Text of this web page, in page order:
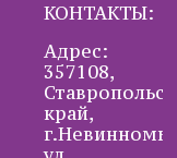
КОНТАКТЫ:
Адрес:
357108,
край,